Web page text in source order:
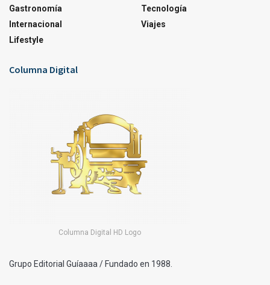
Gastronomía
Internacional
Lifestyle
Tecnología
Viajes
Columna Digital
Columna Digital HD Logo
Grupo Editorial Guíaaaa / Fundado en 1988.